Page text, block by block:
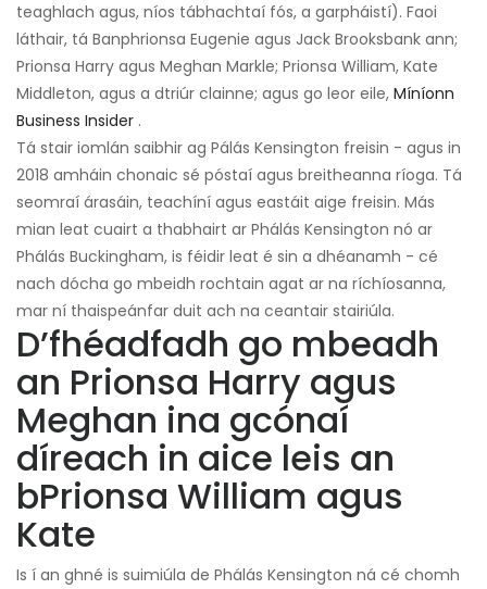
teaghlach agus, níos tábhachtaí fós, a garpháistí). Faoi
láthair, tá Banphrionsa Eugenie agus Jack Brooksbank ann;
Prionsa Harry agus Meghan Markle; Prionsa William, Kate
Middleton, agus a dtriúr clainne; agus go leor eile, Míníonn
Business Insider .
Tá stair iomlán saibhir ag Pálás Kensington freisin - agus in
2018 amháin chonaic sé póstaí agus breitheanna ríoga. Tá
seomraí árasáin, teachíní agus eastáit aige freisin. Más
mian leat cuairt a thabhairt ar Phálás Kensington nó ar
Phálás Buckingham, is féidir leat é sin a dhéanamh - cé
nach dócha go mbeidh rochtain agat ar na ríchíosanna,
mar ní thaispeánfar duit ach na ceantair stairiúla.
D’fhéadfadh go mbeadh
an Prionsa Harry agus
Meghan ina gcónaí
díreach in aice leis an
bPrionsa William agus
Kate
Is í an ghné is suimiúla de Phálás Kensington ná cé chomh